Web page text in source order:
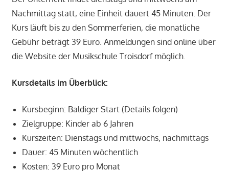
Nachmittag statt, eine Einheit dauert 45 Minuten. Der
Kurs läuft bis zu den Sommerferien, die monatliche
Gebühr beträgt 39 Euro. Anmeldungen sind online über
die Website der Musikschule Troisdorf möglich.
Kursdetails im Überblick:
Kursbeginn: Baldiger Start (Details folgen)
Zielgruppe: Kinder ab 6 Jahren
Kurszeiten: Dienstags und mittwochs, nachmittags
Dauer: 45 Minuten wöchentlich
Kosten: 39 Euro pro Monat